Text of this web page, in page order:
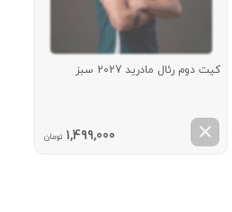
کیت دوم رئال مادرید 2027 سبز
1,499,000 تومان